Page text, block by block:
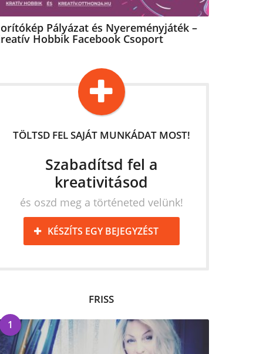
Pályázat és Nyereményjáték –
Hobbik Facebook Csoport
TÖLTSD FEL SAJÁT MUNKÁDAT MOST!
Szabadítsd fel a
kreativitásod
és oszd meg a történeted velünk!
KÉSZÍTS EGY BEJEGYZÉST
FRISS
1